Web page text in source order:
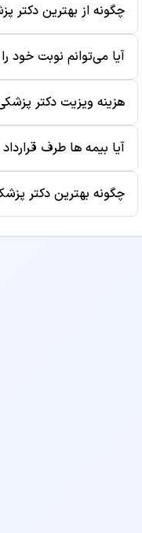
چگونه از بهترین دکتر
زمان‌های خالی، ساعت
آیا می‌توانم نوبت خود
موقع نوبت باعث می‌شود
هزینه ویزیت دکتر
بوده و ممکن است
آیا بیمه ها طرف
پروفایل دکتر مراجعه
چگونه بهترین دکتر